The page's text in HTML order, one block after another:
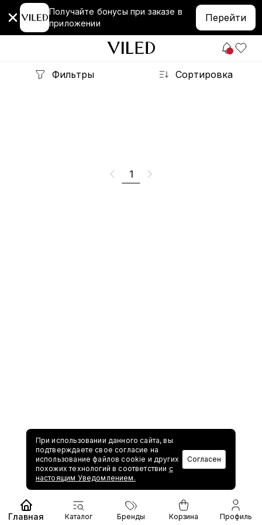
Получайте бонусы при заказе в
приложении
Перейти
Фильтры Сортировка
1
При использовании данного сайта, вы
подтверждаете свое согласие на
использование файлов cookie и других
похожих технологий в соответствии с
настоящим Уведомлением.
Согласен
Главная Каталог Бренды Корзина Профиль